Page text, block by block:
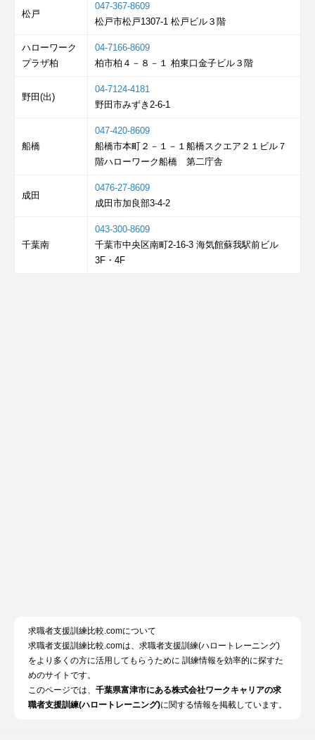
松戸
047-367-8609
松戸市松戸1307-1 松戸ビル３階
ハローワーク
プラザ柏
04-7166-8609
柏市柏４－８－１ 柏東口金子ビル３階
野田(出)
04-7124-4181
野田市みずき2-6-1
船橋
047-420-8609
船橋市本町２－１－１船橋スクエア２１ビル７
階ハローワーク船橋 第二庁舎
成田
0476-27-8609
成田市加良部3-4-2
千葉南
043-300-8609
千葉市中央区南町2-16-3 海気館蘇我駅前ビル
3F・4F
求職者支援訓練比較.comについて
求職者支援訓練比較.comは、求職者支援訓練(ハロートレーニング)
をより多くの方に活用してもらうために 訓練情報を効率的に探すた
めのサイトです。
このページでは、 千葉県富津市にある株式会社ワークキャリアの求
職者支援訓練(ハロートレーニング)に関する情報を掲載しています。